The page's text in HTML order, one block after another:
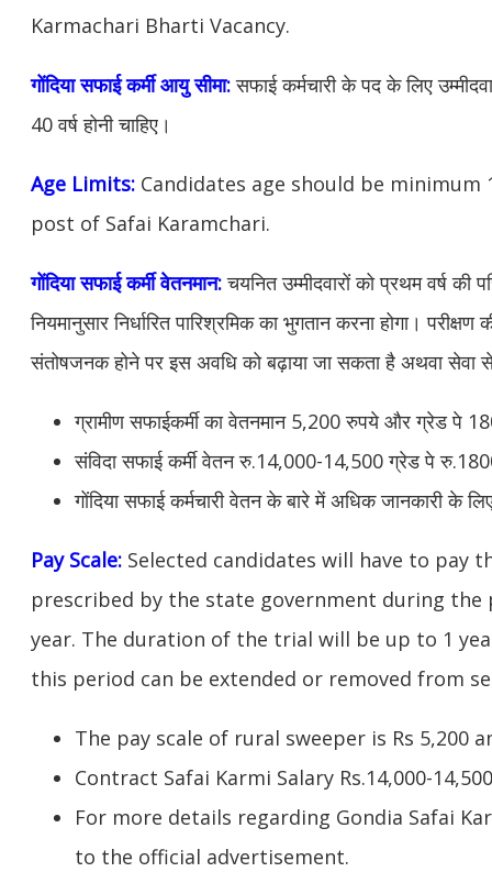
Karmachari Bharti Vacancy.
गोंदिया सफाई कर्मी आयु सीमा:सफाई कर्मचारी के पद के लिए
40 वर्ष होनी चाहिए।
Age Limits: Candidates age should be minimum
post of Safai Karamchari.
गोंदिया सफाई कर्मी वेतनमान:चयनित उम्मीदवारों को प्रथम वर्ष की
नियमानुसार निर्धारित पारिश्रमिक का भुगतान करना होगा।
संतोषजनक होने पर इस अवधि को बढ़ाया जा सकता है अथवा सेवा
ग्रामीण सफाईकर्मी का वेतनमान 5,200 रुपये और ग्रेड पे
संविदा सफाई कर्मी वेतन रु.14,000-14,500 ग्रेड पे
गोंदिया सफाई कर्मचारी वेतन के बारे में अधिक जानकारी के
Pay Scale: Selected candidates will have to pay
prescribed by the state government during
year. The duration of the trial will be up to 1
this period can be extended or removed from
The pay scale of rural sweeper is Rs 5,200
Contract Safai Karmi Salary Rs.14,000-
For more details regarding Gondia Safai
to the official advertisement.